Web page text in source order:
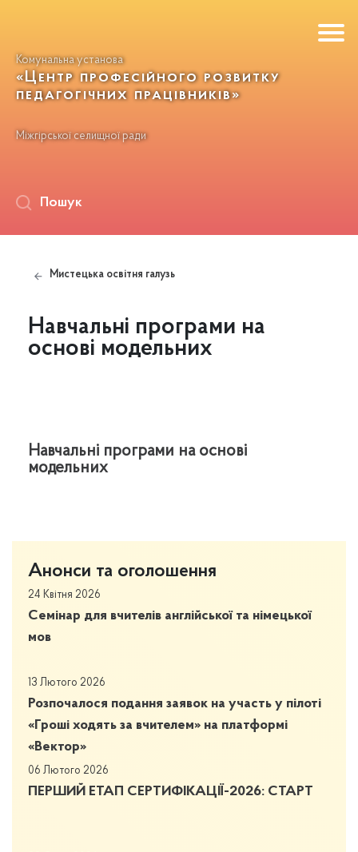
Комунальна установа
«Центр професійного розвитку
педагогічних працівників»
Міжгірської селищної ради
Пошук
Мистецька освітня галузь
Навчальні програми на
основі модельних
Навчальні програми на основі
модельних
Анонси та оголошення
24 Квітня 2026
Семінар для вчителів англійської та німецької
мов
13 Лютого 2026
Розпочалося подання заявок на участь у пілоті
«Гроші ходять за вчителем» на платформі
«Вектор»
06 Лютого 2026
ПЕРШИЙ ЕТАП СЕРТИФІКАЦІЇ-2026: СТАРТ